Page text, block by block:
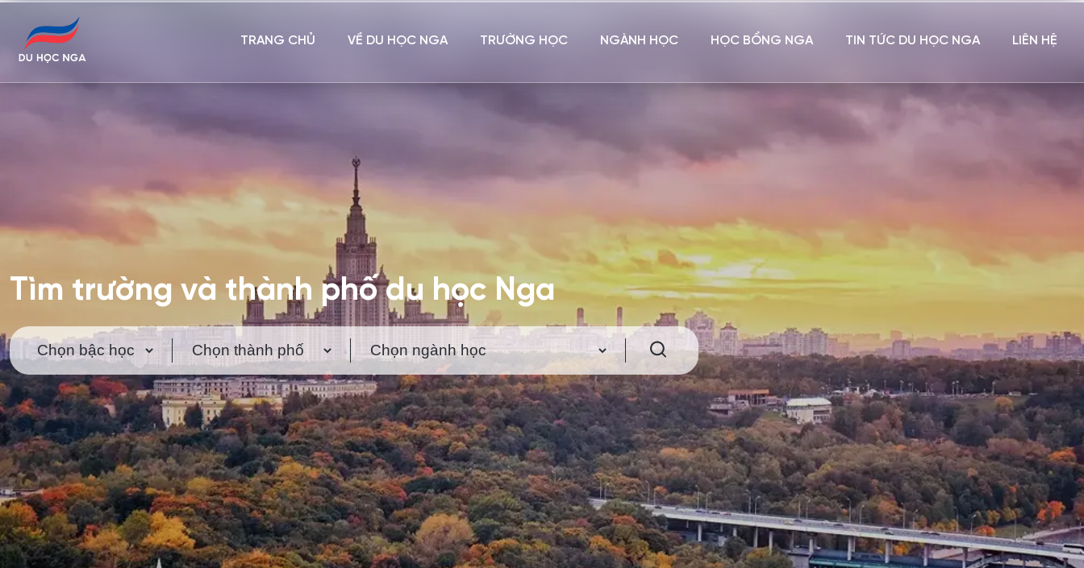
TRANG CHỦ VỀ DU HỌC NGA TRƯỜNG HỌC NGÀNH HỌC HỌC BỔNG NGA TIN TỨC DU HỌC NGA LIÊN HỆ
Tìm trường và thành phố du học Nga